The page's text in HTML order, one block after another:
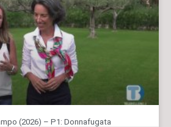
(2026) – P1: Donnafugata